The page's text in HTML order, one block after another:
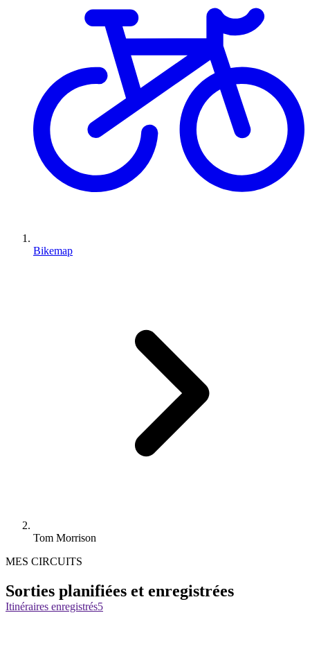
Bikemap
Tom Morrison
MES CIRCUITS
Sorties planifiées et enregistrées
Itinéraires enregistrés5